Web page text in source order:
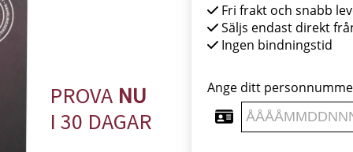
PROVA NU
I 30 DAGAR
Fri frakt och snabb
Säljs endast direkt
Ingen bindningstid
Ange ditt